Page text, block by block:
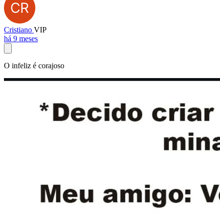
Cristiano VIP
há 9 meses
O infeliz é corajoso